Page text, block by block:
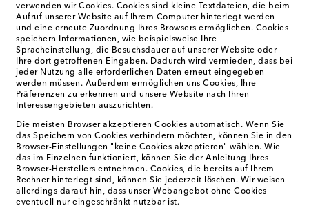
verwenden wir Cookies. Cookies sind kleine Textdateien, die beim
Aufruf unserer Website auf Ihrem Computer hinterlegt werden
und eine erneute Zuordnung Ihres Browsers ermöglichen. Cookies
speichern Informationen, wie beispielsweise Ihre
Spracheinstellung, die Besuchsdauer auf unserer Website oder
Ihre dort getroffenen Eingaben. Dadurch wird vermieden, dass bei
jeder Nutzung alle erforderlichen Daten erneut eingegeben
werden müssen. Außerdem ermöglichen uns Cookies, Ihre
Präferenzen zu erkennen und unsere Website nach Ihren
Interessengebieten auszurichten.
Die meisten Browser akzeptieren Cookies automatisch. Wenn Sie
das Speichern von Cookies verhindern möchten, können Sie in den
Browser-Einstellungen "keine Cookies akzeptieren" wählen. Wie
das im Einzelnen funktioniert, können Sie der Anleitung Ihres
Browser-Herstellers entnehmen. Cookies, die bereits auf Ihrem
Rechner hinterlegt sind, können Sie jederzeit löschen. Wir weisen
allerdings darauf hin, dass unser Webangebot ohne Cookies
eventuell nur eingeschränkt nutzbar ist.